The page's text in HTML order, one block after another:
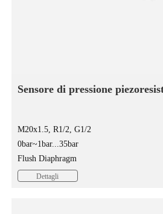
Sensore di pressione
M20x1.5, R1/2, G1/2
0bar~1bar...35bar
Flush Diaphragm
Flush diaphragm pressure sensor
Dettagli